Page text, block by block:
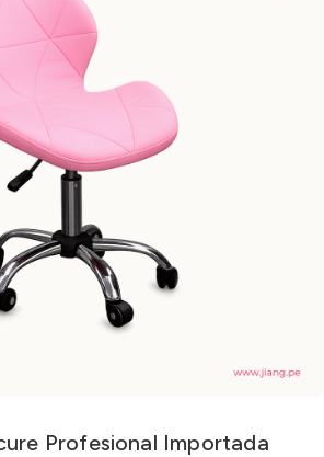
Profesional Importada